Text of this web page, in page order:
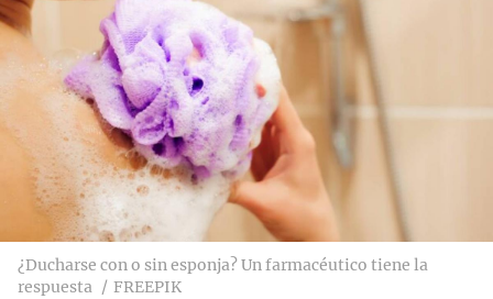
¿Ducharse con o sin esponja? Un farmacéutico tiene la
respuesta
FREEPIK